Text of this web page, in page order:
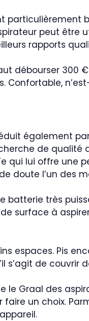
particulièrement
peut
rapports
débourser 300
Confortable,
également
de qualité
lui offre une
doute l’un des
batterie très
surface à
espaces. Pis
s’agit de couvrir
le Graal des
un choix.